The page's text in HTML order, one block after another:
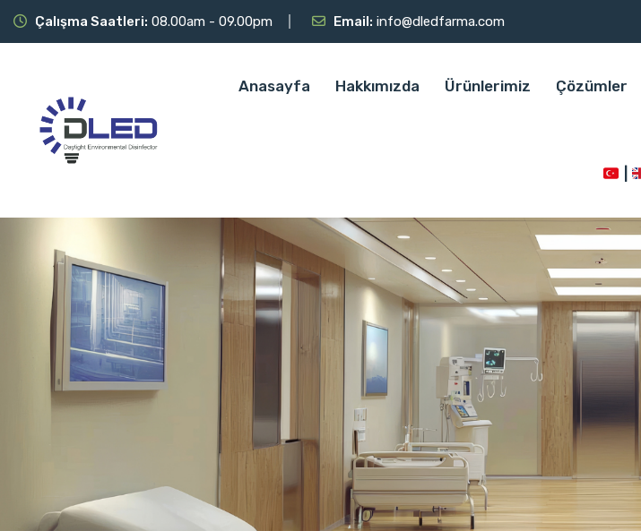
Çalışma Saatleri: 08.00am - 09.00pm Email: info@dledfarma.com
Anasayfa Hakkımızda Ürünlerimiz Çözümler